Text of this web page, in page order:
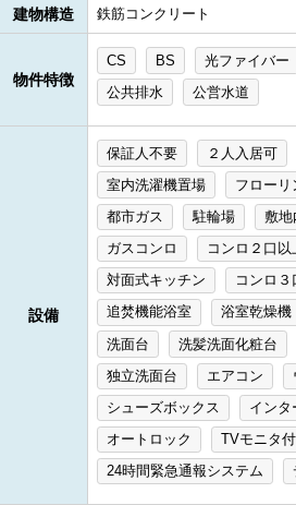
建物構造 鉄筋コンクリート
物件特徴
CS BS 光ファイバー
公共排水
公営水道
設備
保証人不要 ２人入居可
室内洗濯機置場
フローリ
都市ガス
駐輪場
敷地
ガスコンロ
コンロ２口以
対面式キッチン
コンロ３
追焚機能浴室
浴室乾燥機
洗面台
洗髪洗面化粧台
独立洗面台
エアコン
シューズボックス
インタ
オートロック
TVモニタ
24時間緊急通報システム